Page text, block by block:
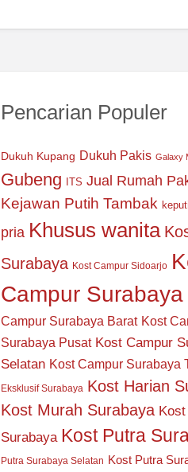
Pencarian Populer
Dukuh Kupang Dukuh Pakis Galaxy
Gubeng ITS Jual Rumah
Kejawan Putih Tambak
pria Khusus wanita
Surabaya Kost Campur Sidoarjo
Campur Surabaya
Campur Surabaya Barat Kost
Surabaya Pusat Kost Campur
Selatan Kost Campur Surabaya
Eksklusif Surabaya Kost Harian
Kost Murah Surabaya
Surabaya Kost Putra
Putra Surabaya Selatan Kost Putra